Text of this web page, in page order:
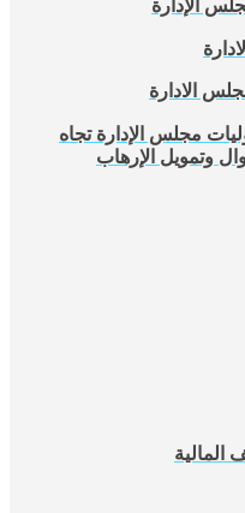
الإدارة
الادارة
مجلس الإدارة تجاه
وتمويل الإرهاب